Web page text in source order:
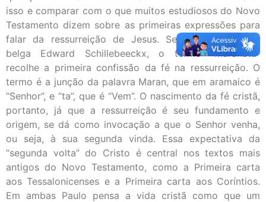
isso e comparar com o que muitos estudiosos do Novo
Testamento dizem sobre as primeiras expressões para
falar da ressurreição de Jesus. Segundo o teólogo
belga Edward Schillebeeckx, o termo “Maranata”
recolhe a primeira confissão da fé na ressurreição. O
termo é a junção da palavra Maran, que em aramaico é
“Senhor”, e “ta”, que é “Vem”. O nascimento da fé cristã,
portanto, já que a ressurreição é seu fundamento e
origem, se dá como invocação a que o Senhor venha,
ou seja, à sua segunda vinda. Essa expectativa da
“segunda volta” do Cristo é central nos textos mais
antigos do Novo Testamento, como a Primeira carta
aos Tessalonicenses e a Primeira carta aos Coríntios.
Em ambas Paulo pensa a vida cristã como que um